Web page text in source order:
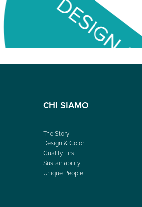
CHI SIAMO
The Story
Design & Color
Quality First
Sustainability
Unique People